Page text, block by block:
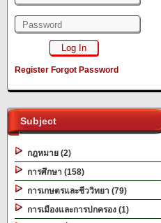
Register Forgot Password
Subject
กฎหมาย (2)
การศึกษา (158)
การเกษตรและชีววิทยา (79)
การเมืองและการปกครอง (1)